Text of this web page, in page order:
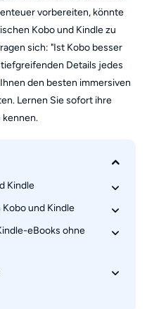
vorbereiten, könnte
Kobo und Kindle zu
sich: "Ist Kobo besser
Details jedes
den besten immersiven
Lernen Sie sofort ihre
Kindle
Kobo eReaders
Kindle-eReaders
und Kindle
von Kobo und Kindle
eBooks ohne
BookFab Kindle
Kindle?